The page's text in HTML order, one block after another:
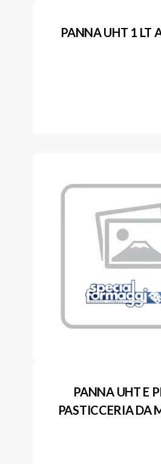
PANNA UHT 1 LT
PANNA UHT E
PASTICCERIA DA